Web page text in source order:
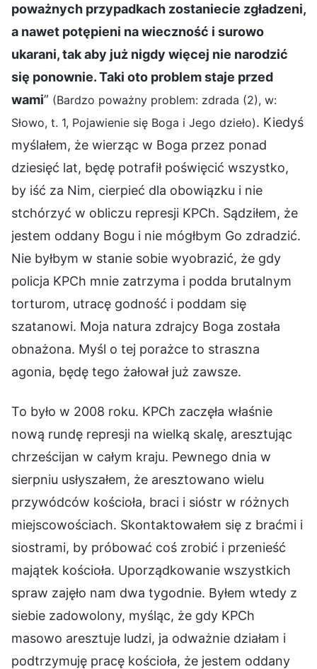
poważnych przypadkach zostaniecie zgładzeni,
a nawet potępieni na wieczność i surowo
ukarani, tak aby już nigdy więcej nie narodzić
się ponownie. Taki oto problem staje przed
wami” (Bardzo poważny problem: zdrada (2), w:
Słowo, t. 1, Pojawienie się Boga i Jego dzieło). Kiedyś
myślałem, że wierząc w Boga przez ponad
dziesięć lat, będę potrafił poświęcić wszystko,
by iść za Nim, cierpieć dla obowiązku i nie
stchórzyć w obliczu represji KPCh. Sądziłem, że
jestem oddany Bogu i nie mógłbym Go zdradzić.
Nie byłbym w stanie sobie wyobrazić, że gdy
policja KPCh mnie zatrzyma i podda brutalnym
torturom, utracę godność i poddam się
szatanowi. Moja natura zdrajcy Boga została
obnażona. Myśl o tej porażce to straszna
agonia, będę tego żałował już zawsze.
To było w 2008 roku. KPCh zaczęła właśnie
nową rundę represji na wielką skalę, aresztując
chrześcijan w całym kraju. Pewnego dnia w
sierpniu usłyszałem, że aresztowano wielu
przywódców kościoła, braci i sióstr w różnych
miejscowościach. Skontaktowałem się z braćmi i
siostrami, by próbować coś zrobić i przenieść
majątek kościoła. Uporządkowanie wszystkich
spraw zajęło nam dwa tygodnie. Byłem wtedy z
siebie zadowolony, myśląc, że gdy KPCh
masowo aresztuje ludzi, ja odważnie działam i
podtrzymuję pracę kościoła, że jestem oddany